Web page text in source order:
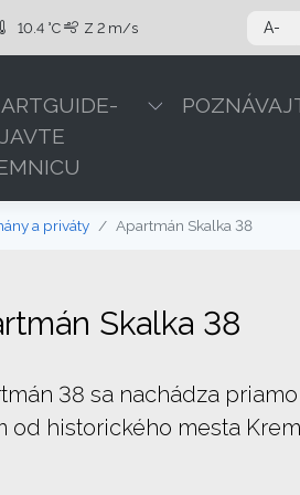
10.4 °C Z 2 m/s A-
a priváty Apartmán Skalka 38
Skalka 38
38 sa nachádza
od historického mesta